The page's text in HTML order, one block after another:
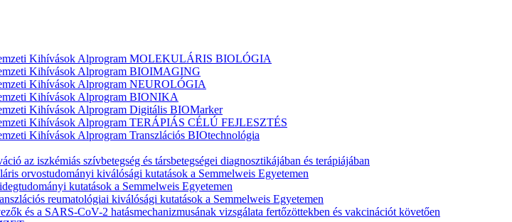
Kihívások Alprogram MOLEKULÁRIS BIOLÓGIA
Kihívások Alprogram BIOIMAGING
Kihívások Alprogram NEUROLÓGIA
Kihívások Alprogram BIONIKA
Kihívások Alprogram Digitális BIOMarker
Kihívások Alprogram TERÁPIÁS CÉLÚ FEJLESZTÉS
Kihívások Alprogram Transzlációs BIOtechnológia
az iszkémiás szívbetegség és társbetegségei diagnosztikájában és terápiájában
orvostudományi kiválósági kutatások a Semmelweis Egyetemen
kutatások a Semmelweis Egyetemen
reumatológiai kiválósági kutatások a Semmelweis Egyetemen
és a SARS-CoV-2 hatásmechanizmusának vizsgálata fertőzöttekben és vakcinációt követően